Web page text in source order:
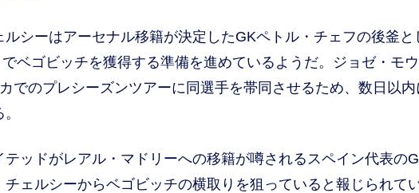
シーはアーセナル移籍が決定したGKペトル・チェフの後釜と
ベゴビッチを獲得する準備を進めているようだ。ジョゼ・モ
でのプレシーズンツアーに同選手を帯同させるため、数日以内
ッドがレアル・マドリーへの移籍が噂されるスペイン代表の
ェルシーからベゴビッチの横取りを狙っていると報じられてい